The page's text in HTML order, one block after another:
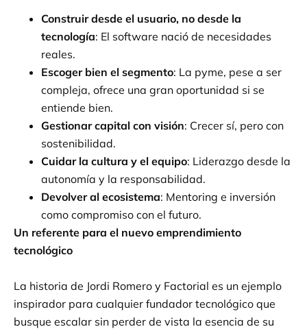
Construir desde el usuario, no desde la
tecnología: El software nació de necesidades
reales.
Escoger bien el segmento: La pyme, pese a ser
compleja, ofrece una gran oportunidad si se
entiende bien.
Gestionar capital con visión: Crecer sí, pero con
sostenibilidad.
Cuidar la cultura y el equipo: Liderazgo desde la
autonomía y la responsabilidad.
Devolver al ecosistema: Mentoring e inversión
como compromiso con el futuro.
Un referente para el nuevo emprendimiento
tecnológico
La historia de Jordi Romero y Factorial es un ejemplo
inspirador para cualquier fundador tecnológico que
busque escalar sin perder de vista la esencia de su